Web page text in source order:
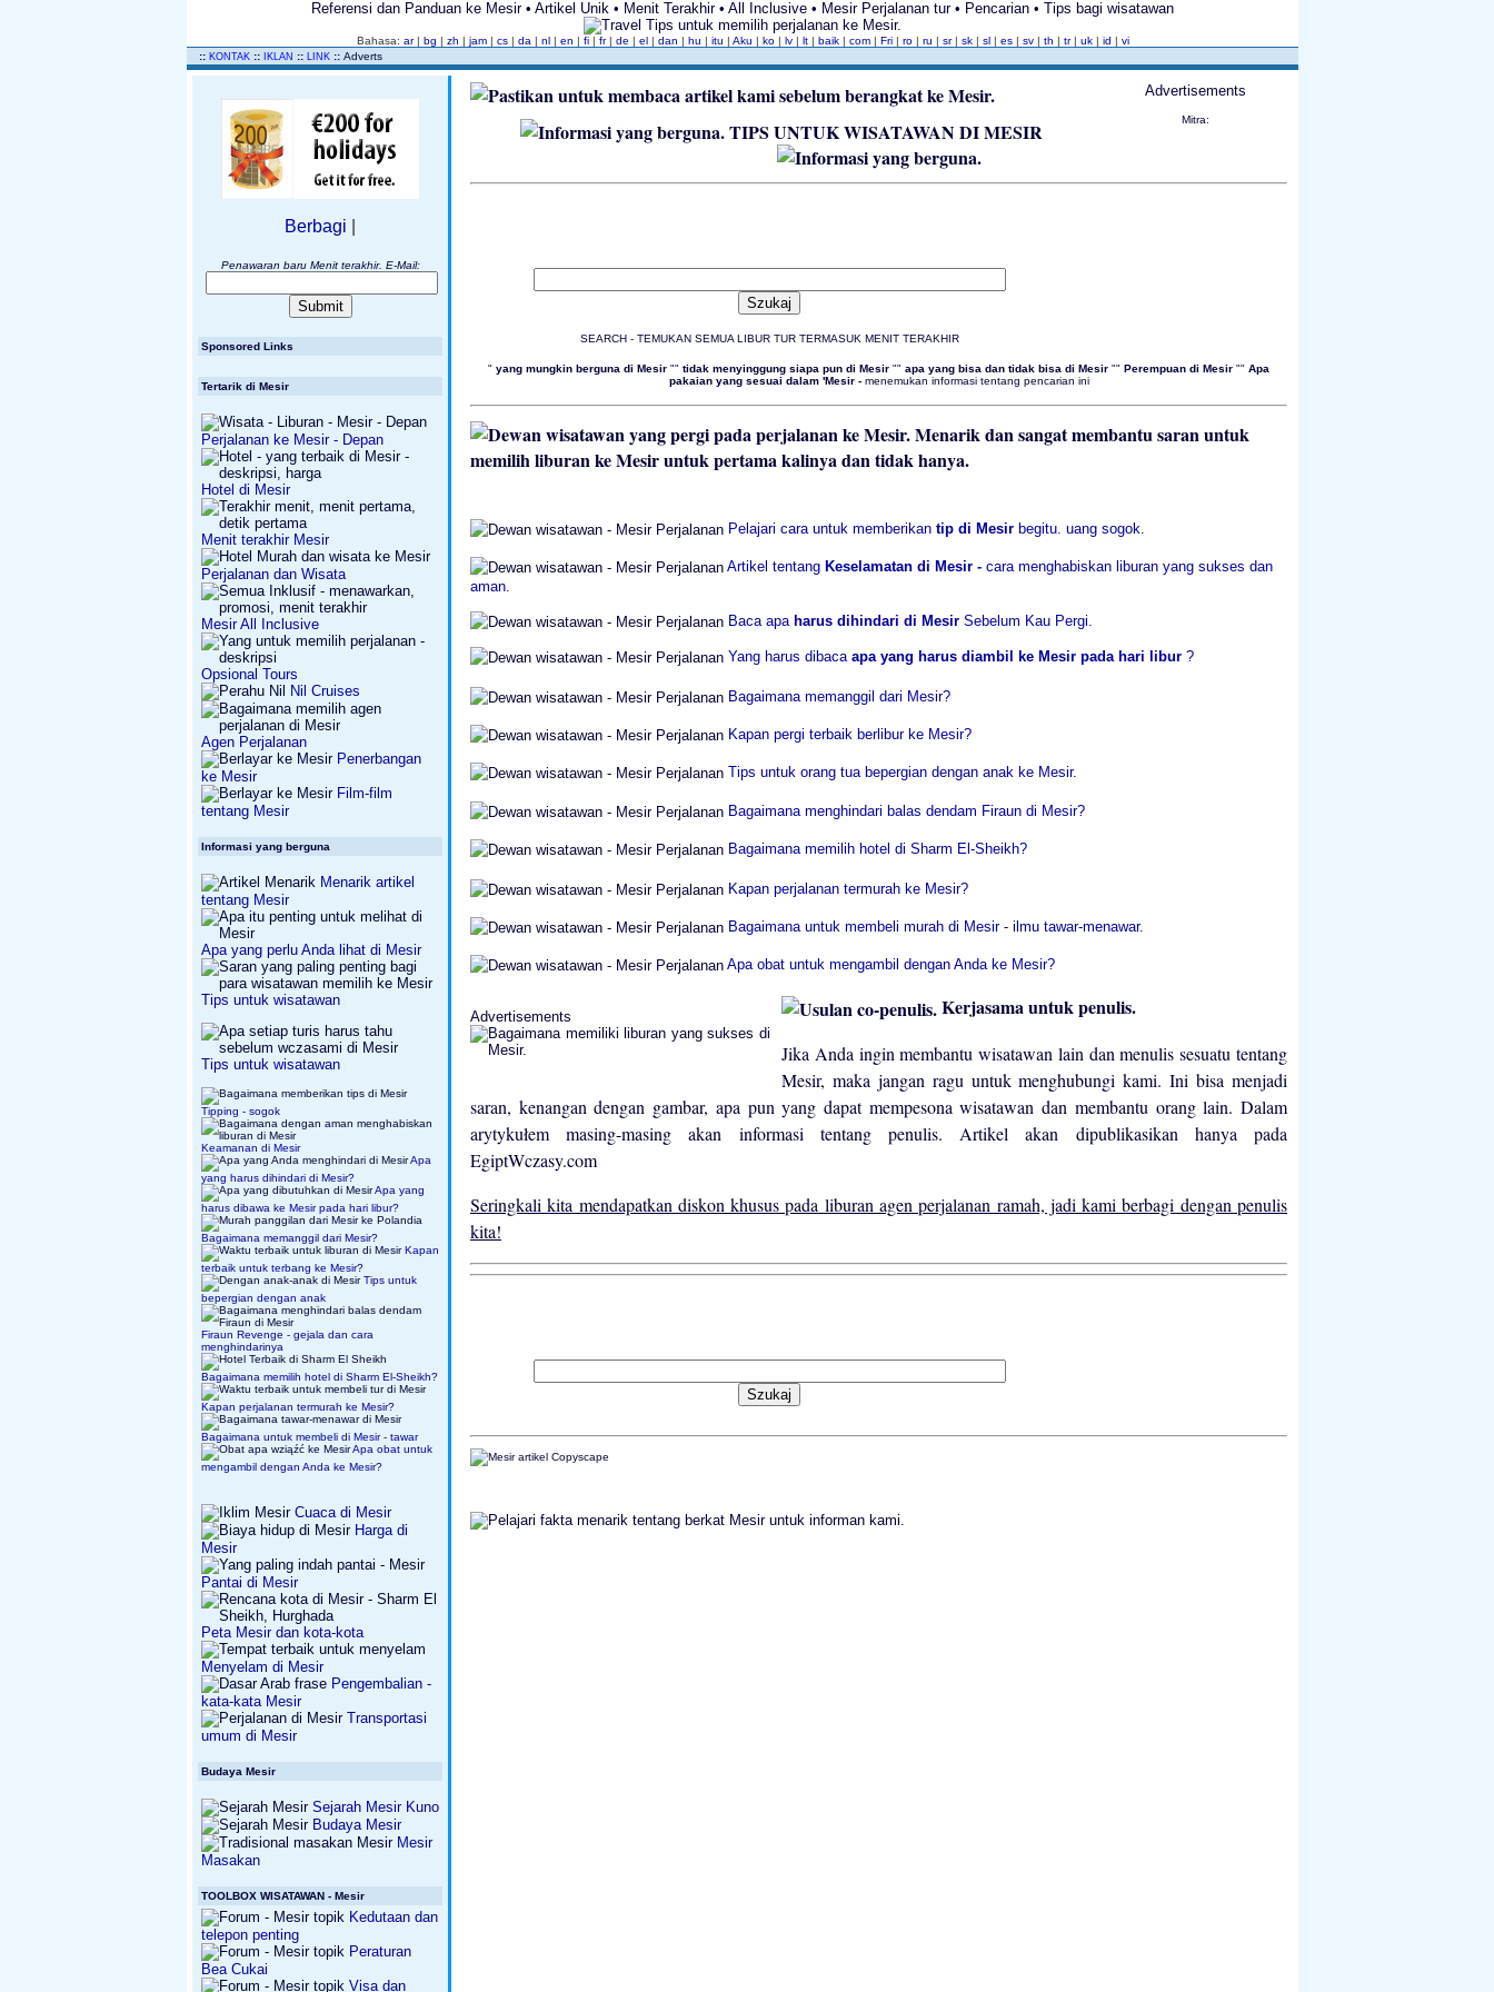
Referensi dan Panduan ke Mesir • Artikel Unik • Menit Terakhir • All Inclusive • Mesir Perjalanan tur • Pencarian • Tips bagi wisatawan
Bahasa: ar | bg | zh | jam | cs | da | nl | en | fi | fr | de | el | dan | hu | itu | Aku | ko | lv | lt | baik | com | Fri | ro | ru | sr | sk | sl | es | sv | th | tr | uk | id | vi
:: KONTAK :: IKLAN :: LINK :: Adverts
Berbagi
Penawaran baru Menit terakhir. E-Mail:
Sponsored Links
Tertarik di Mesir
Perjalanan ke Mesir - Depan
Hotel di Mesir
Menit terakhir Mesir
Perjalanan dan Wisata
Mesir All Inclusive
Opsional Tours
Nil Cruises
Agen Perjalanan
Penerbangan
ke Mesir
Film-film
tentang Mesir
Informasi yang berguna
Menarik artikel
tentang Mesir
Apa yang perlu Anda lihat di Mesir
Tips untuk wisatawan
Tips untuk wisatawan
Tipping - sogok
Keamanan di Mesir
Apa
yang harus dihindari di Mesir?
Apa yang
harus dibawa ke Mesir pada hari libur?
Bagaimana memanggil dari Mesir?
Kapan
terbaik untuk terbang ke Mesir?
Tips untuk
bepergian dengan anak
Firaun Revenge - gejala dan cara
menghindarinya
Bagaimana memilih hotel di Sharm El-Sheikh?
Kapan perjalanan termurah ke Mesir?
Bagaimana untuk membeli di Mesir - tawar
Apa obat untuk
mengambil dengan Anda ke Mesir?
Cuaca di Mesir
Harga di
Mesir
Pantai di Mesir
Peta Mesir dan kota-kota
Menyelam di Mesir
Pengembalian -
kata-kata Mesir
Transportasi
umum di Mesir
Budaya Mesir
Sejarah Mesir Kuno
Budaya Mesir
Mesir
Masakan
TOOLBOX WISATAWAN - Mesir
Kedutaan dan
telepon penting
Peraturan
Bea Cukai
Visa dan
Advertisements
Mitra:
TIPS UNTUK WISATAWAN DI MESIR
SEARCH - TEMUKAN SEMUA LIBUR TUR TERMASUK MENIT TERAKHIR
" yang mungkin berguna di Mesir "" tidak menyinggung siapa pun di Mesir "" apa yang bisa dan tidak bisa di Mesir "" Perempuan di Mesir "" Apa
pakaian yang sesuai dalam 'Mesir - menemukan informasi tentang pencarian ini
Menarik dan sangat membantu saran untuk
memilih liburan ke Mesir untuk pertama kalinya dan tidak hanya.
Pelajari cara untuk memberikan tip di Mesir begitu. uang sogok.
Artikel tentang Keselamatan di Mesir - cara menghabiskan liburan yang sukses dan
aman.
Baca apa harus dihindari di Mesir Sebelum Kau Pergi.
Yang harus dibaca apa yang harus diambil ke Mesir pada hari libur ?
Bagaimana memanggil dari Mesir?
Kapan pergi terbaik berlibur ke Mesir?
Tips untuk orang tua bepergian dengan anak ke Mesir.
Bagaimana menghindari balas dendam Firaun di Mesir?
Bagaimana memilih hotel di Sharm El-Sheikh?
Kapan perjalanan termurah ke Mesir?
Bagaimana untuk membeli murah di Mesir - ilmu tawar-menawar.
Apa obat untuk mengambil dengan Anda ke Mesir?
Advertisements Kerjasama untuk penulis.
Jika Anda ingin membantu wisatawan lain dan menulis sesuatu tentang
Mesir, maka jangan ragu untuk menghubungi kami. Ini bisa menjadi
saran, kenangan dengan gambar, apa pun yang dapat mempesona wisatawan dan membantu orang lain. Dalam
arytykułem masing-masing akan informasi tentang penulis. Artikel akan dipublikasikan hanya pada
EgiptWczasy.com
Seringkali kita mendapatkan diskon khusus pada liburan agen perjalanan ramah, jadi kami berbagi dengan penulis
kita!